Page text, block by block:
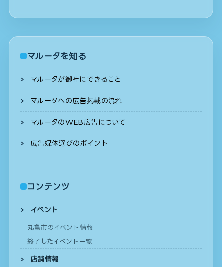
マルータを知る
マルータが御社にできること
マルータへの広告掲載の流れ
マルータのWEB広告について
広告媒体選びのポイント
コンテンツ
イベント
丸亀市のイベント情報
終了したイベント一覧
店舗情報